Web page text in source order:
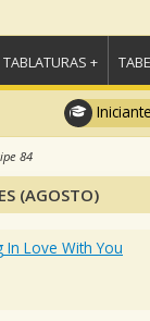
TABLATURAS +
84
(AGOSTO)
In Love With You